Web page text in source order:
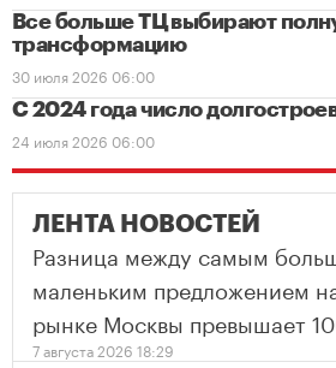
Все больше ТЦ выбирают
трансформацию
30 июля 2026 06:00
С 2024 года число
24 июля 2026 06:00
ЛЕНТА НОВОСТЕЙ
Разница между самым
маленьким предложением
рынке Москвы превышает
7 августа 2026 18:29